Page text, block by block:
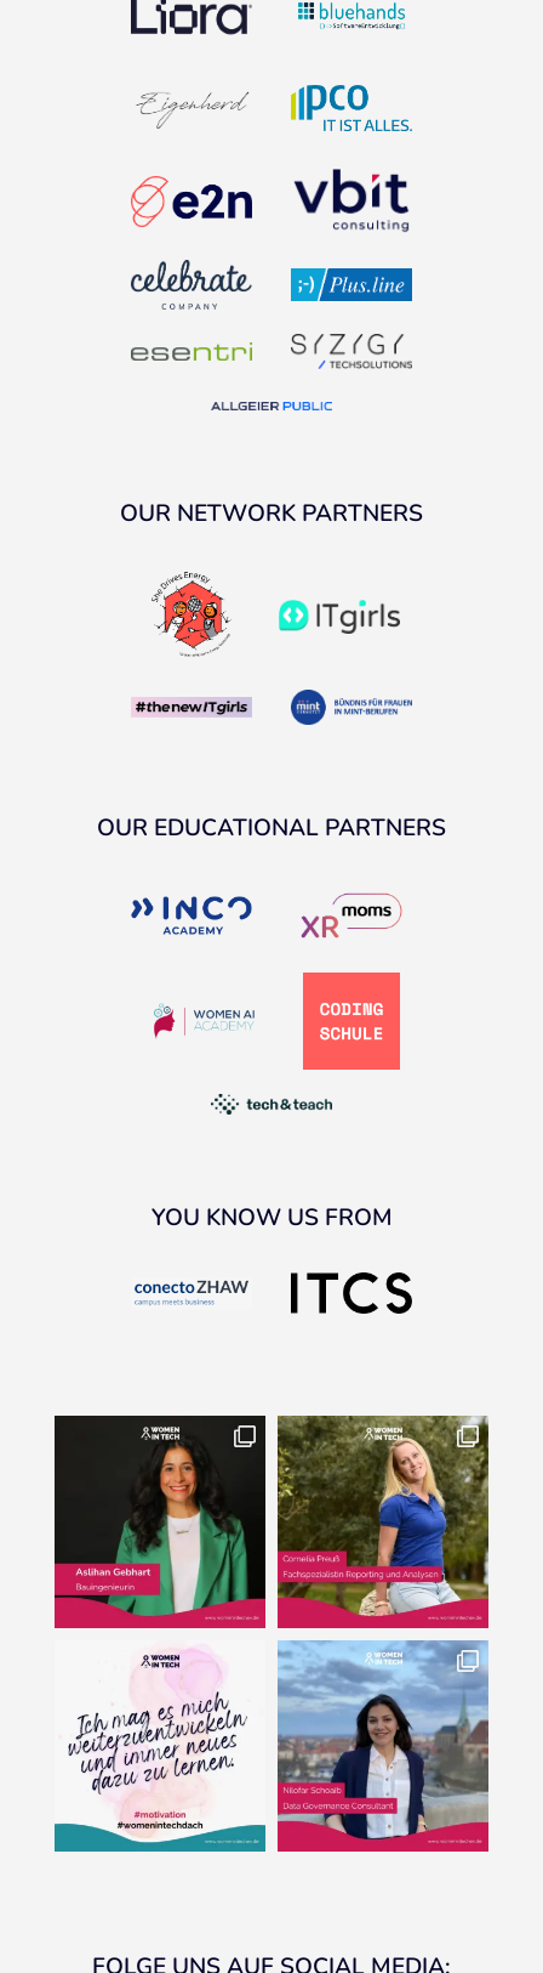
OUR NETWORK PARTNERS
OUR EDUCATIONAL PARTNERS
YOU KNOW US FROM